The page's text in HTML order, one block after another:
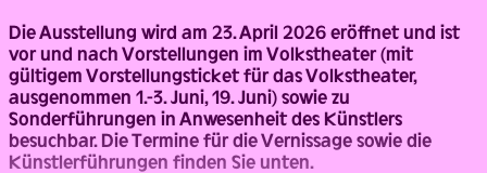
Die Ausstellung wird am 23. April 2026 eröffnet und ist
vor und nach Vorstellungen im Volkstheater (mit
gültigem Vorstellungsticket für das Volkstheater,
ausgenommen 1.-3. Juni, 19. Juni) sowie zu
Sonderführungen in Anwesenheit des Künstlers
besuchbar. Die Termine für die Vernissage sowie die
Künstlerführungen finden Sie unten.